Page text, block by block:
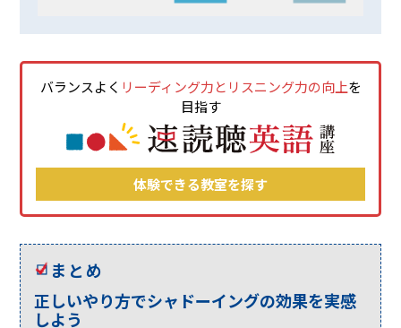
バランスよく リーディング力とリスニング力の向上を
目指す
体験できる教室を探す
まとめ
正しいやり方でシャドーイングの効果を実感
しよう